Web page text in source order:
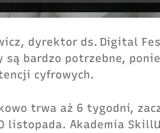
dyrektor ds. Digital
bardzo potrzebne,
cyfrowych.
trwa aż 6 tygodni,
listopada. Akademia